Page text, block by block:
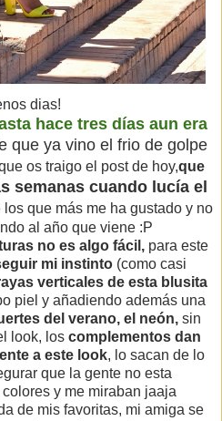
dias!
hace tres días aun era
que ya vino el frio de golpe
os traigo el post de hoy,que
semanas cuando lucía el
que más me ha gustado y no
al año que viene :P
no es algo fácil, para este
mi instinto (como casi
verticales de esta blusita
piel y añadiendo además una
del verano, el neón,sin
look, los complementos dan
a este look, lo sacan de lo
que la gente no esta
y me miraban jaaja
de mis favoritas, mi amiga se